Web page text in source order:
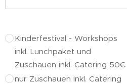
Kinderfestival - Workshops
inkl. Lunchpaket und
Zuschauen inkl. Catering 50€
nur Zuschauen inkl. Catering